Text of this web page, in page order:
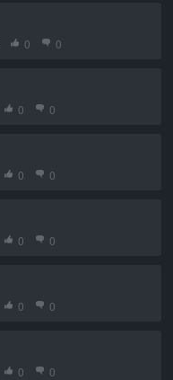
0 0
0 0
0 0
0 0
0 0
0 0